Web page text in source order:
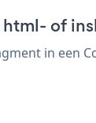
html- of
in een